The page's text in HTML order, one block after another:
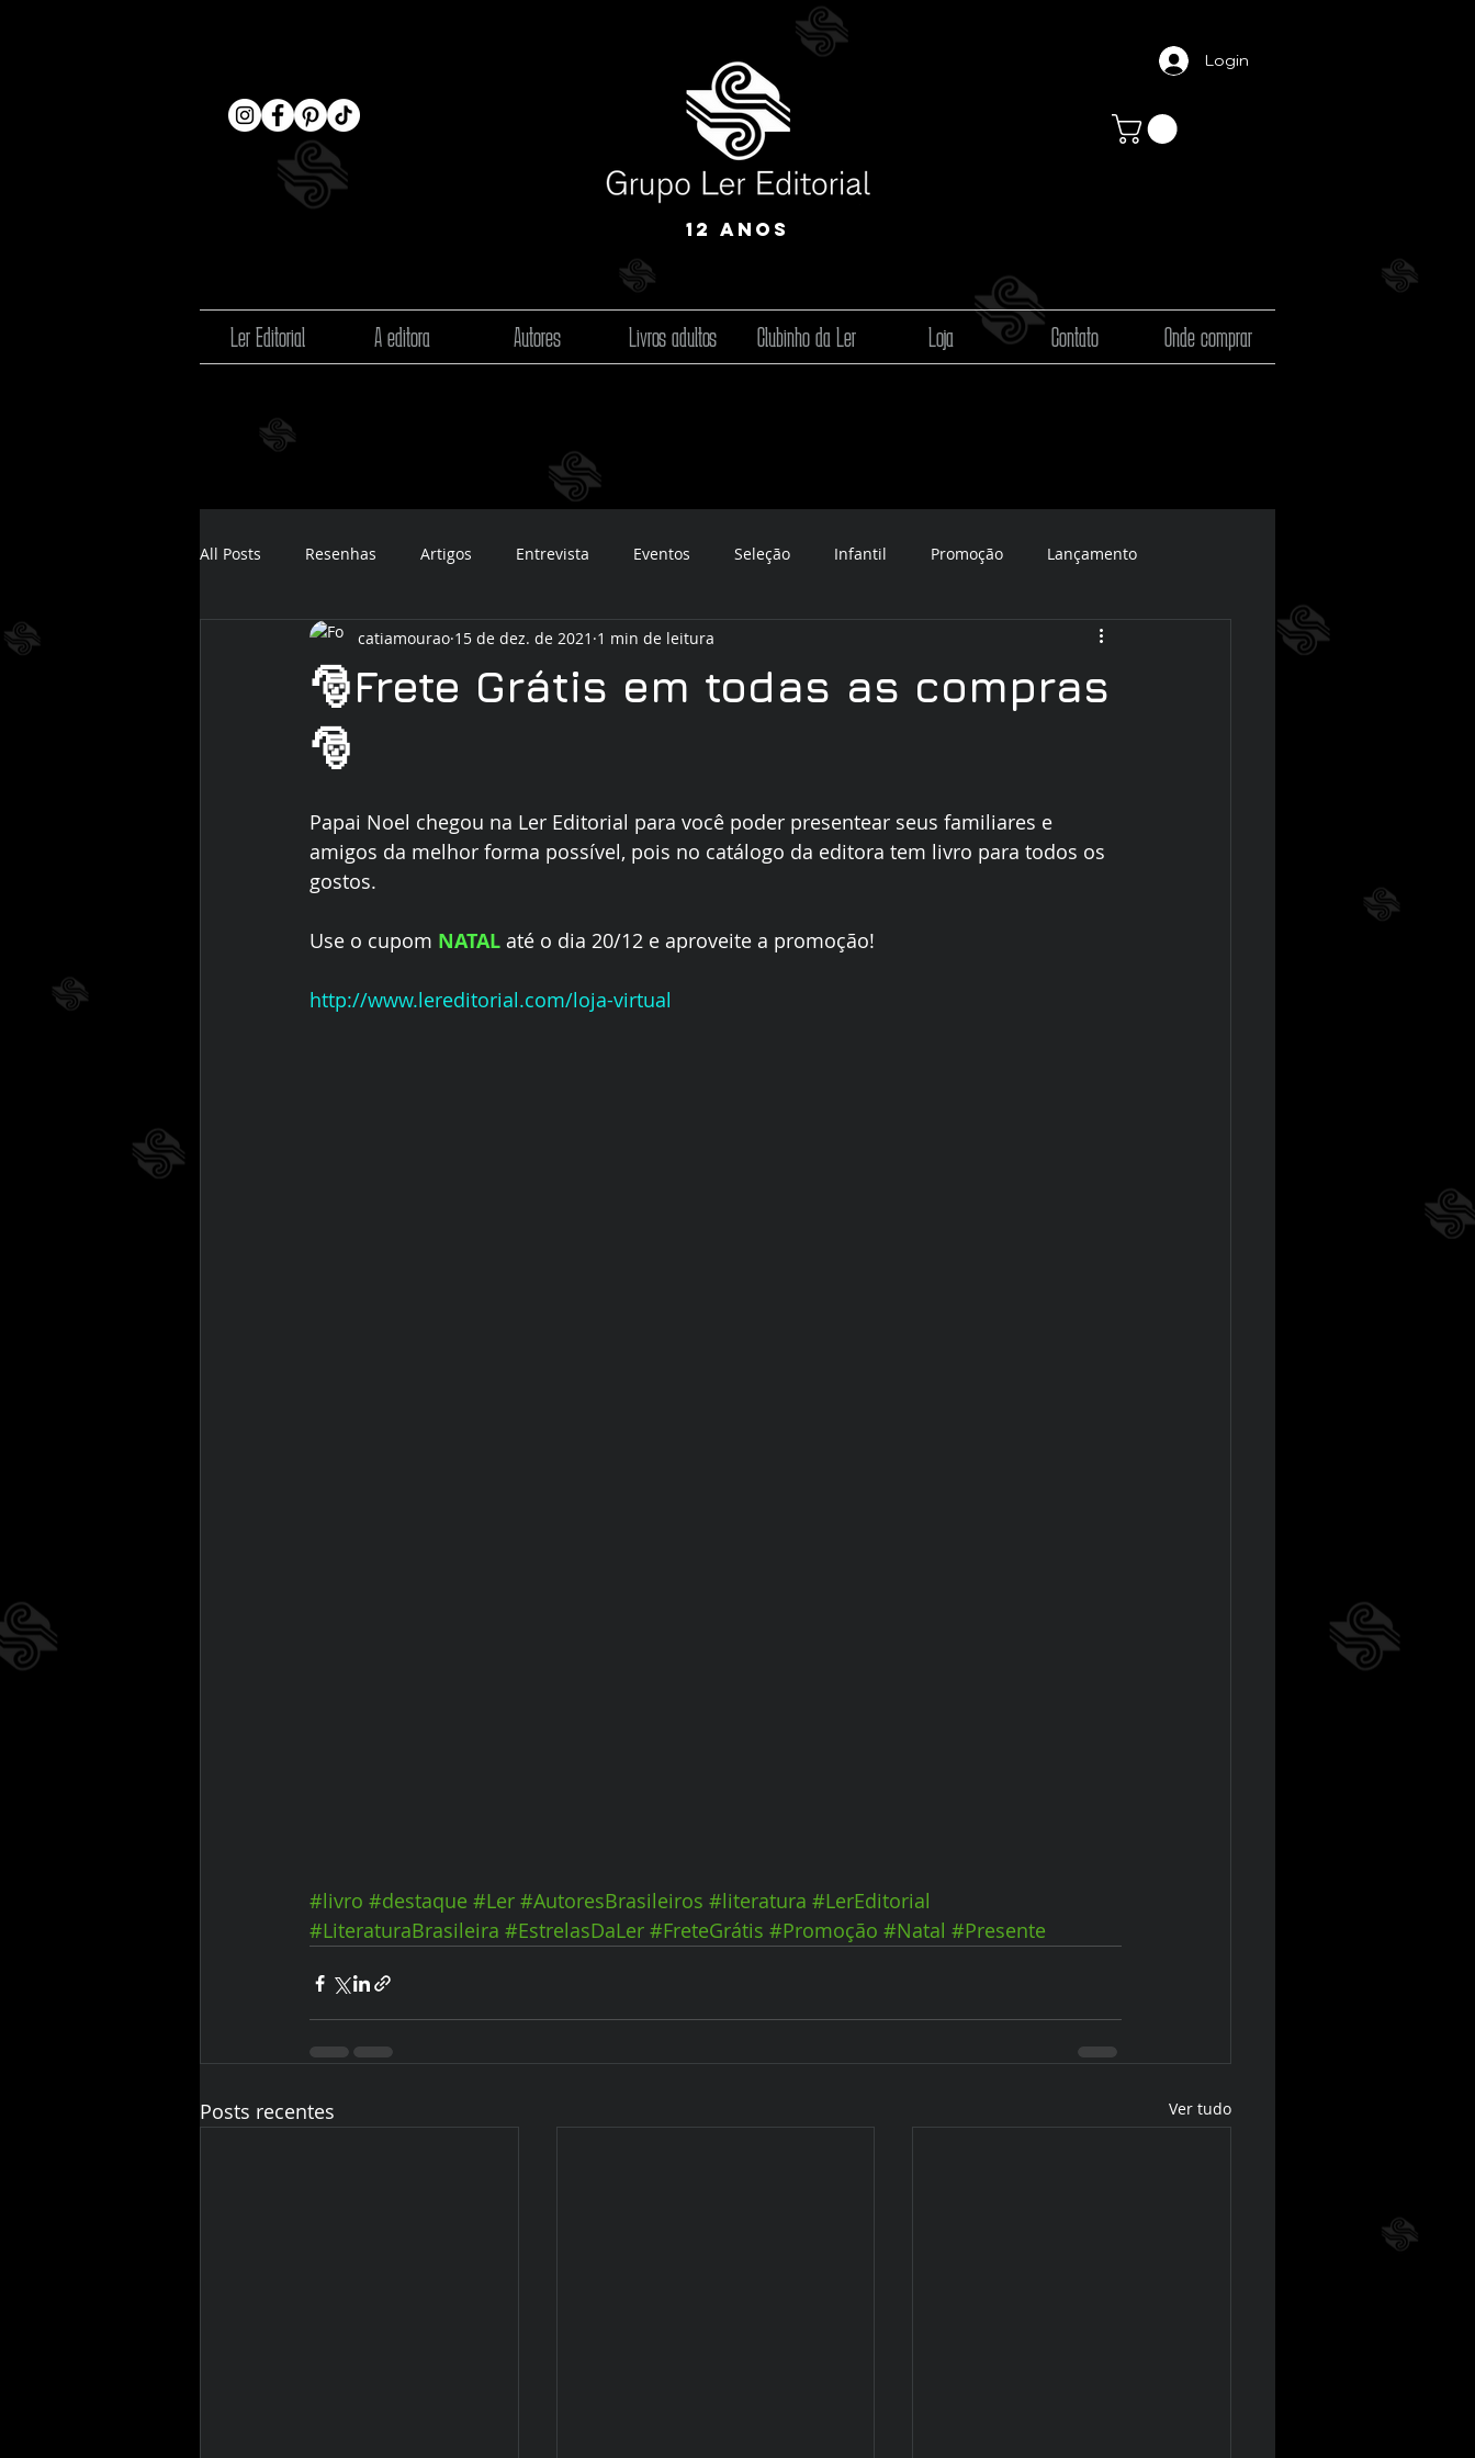
12 anos
Login
Ler Editorial A editora Autores Livros adultos Clubinho da Ler Loja Contato Onde comprar
All Posts Resenhas Artigos Entrevista Eventos Seleção Infantil Promoção Lançamento
audiobook
🎅Frete Grátis em todas as compras
🎅
catiamourao 15 de dez. de 2021 1 min de leitura
Papai Noel chegou na Ler Editorial para você poder presentear seus familiares e
amigos da melhor forma possível, pois no catálogo da editora tem livro para todos os
gostos.
Use o cupom NATAL até o dia 20/12 e aproveite a promoção!
http://www.lereditorial.com/loja-virtual
#livro #destaque #Ler #AutoresBrasileiros #literatura #LerEditorial
#LiteraturaBrasileira #EstrelasDaLer #FreteGrátis #Promoção #Natal #Presente
Posts recentes Ver tudo